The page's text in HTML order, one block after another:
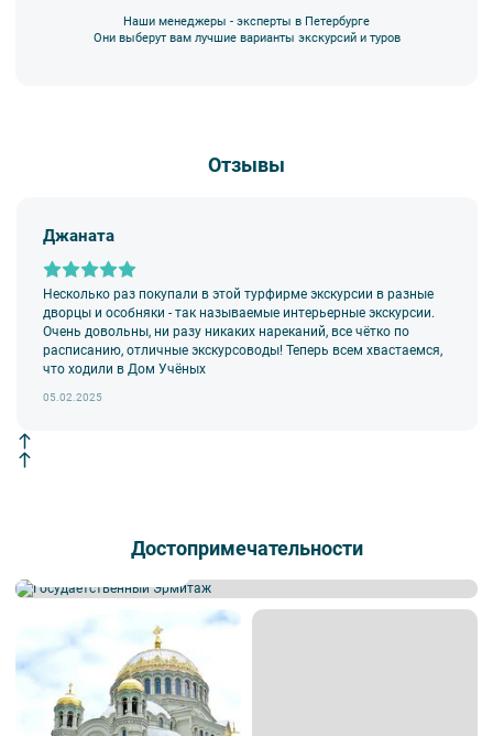
Наши менеджеры - эксперты в Петербурге
Они выберут вам лучшие варианты экскурсий и туров
Отзывы
Джаната
Несколько раз покупали в этой турфирме экскурсии в разные
дворцы и особняки - так называемые интерьерные экскурсии.
Очень довольны, ни разу никаких нареканий, все чётко по
расписанию, отличные экскурсоводы! Теперь всем хвастаемся,
что ходили в Дом Учёных
05.02.2025
Достопримечательности